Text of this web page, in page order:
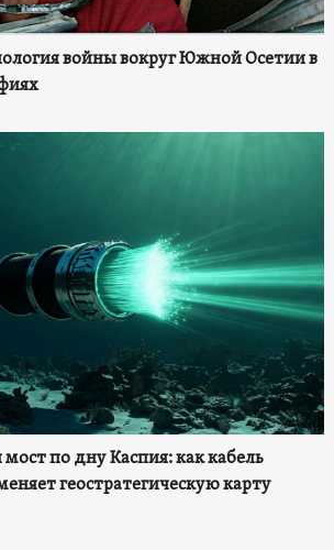
войны вокруг Южной Осетии в
по дну Каспия: как кабель
геостратегическую карту